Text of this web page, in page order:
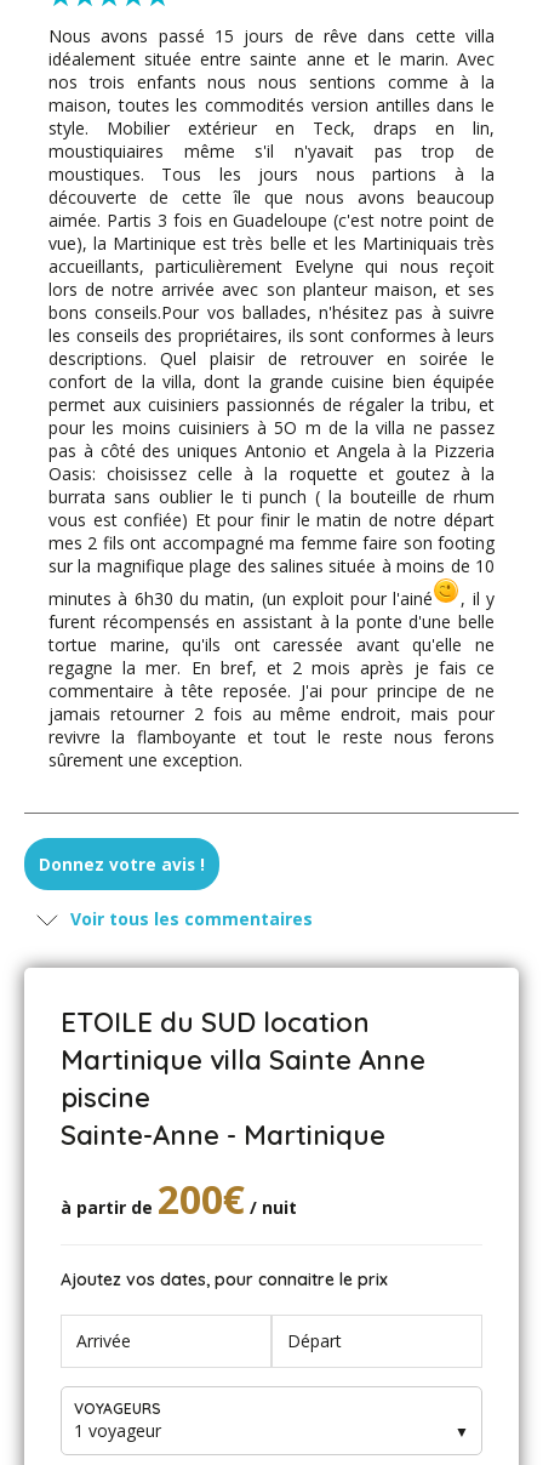
Nous avons passé 15 jours de rêve dans cette villa
idéalement située entre sainte anne et le marin. Avec
nos trois enfants nous nous sentions comme à la
maison, toutes les commodités version antilles dans le
style. Mobilier extérieur en Teck, draps en lin,
moustiquiaires même s'il n'yavait pas trop de
moustiques. Tous les jours nous partions à la
découverte de cette île que nous avons beaucoup
aimée. Partis 3 fois en Guadeloupe (c'est notre point de
vue), la Martinique est très belle et les Martiniquais très
accueillants, particulièrement Evelyne qui nous reçoit
lors de notre arrivée avec son planteur maison, et ses
bons conseils.Pour vos ballades, n'hésitez pas à suivre
les conseils des propriétaires, ils sont conformes à leurs
descriptions. Quel plaisir de retrouver en soirée le
confort de la villa, dont la grande cuisine bien équipée
permet aux cuisiniers passionnés de régaler la tribu, et
pour les moins cuisiniers à 5O m de la villa ne passez
pas à côté des uniques Antonio et Angela à la Pizzeria
Oasis: choisissez celle à la roquette et goutez à la
burrata sans oublier le ti punch ( la bouteille de rhum
vous est confiée) Et pour finir le matin de notre départ
mes 2 fils ont accompagné ma femme faire son footing
sur la magnifique plage des salines située à moins de 10
minutes à 6h30 du matin, (un exploit pour l'ainé
, il y
furent récompensés en assistant à la ponte d'une belle
tortue marine, qu'ils ont caressée avant qu'elle ne
regagne la mer. En bref, et 2 mois après je fais ce
commentaire à tête reposée. J'ai pour principe de ne
jamais retourner 2 fois au même endroit, mais pour
revivre la flamboyante et tout le reste nous ferons
sûrement une exception.
Donnez votre avis !
Voir tous les commentaires
ETOILE du SUD location
Martinique villa Sainte Anne
piscine
Sainte-Anne - Martinique
à partir de 200€ / nuit
Ajoutez vos dates, pour connaitre le prix
VOYAGEURS
1 voyageur ▼